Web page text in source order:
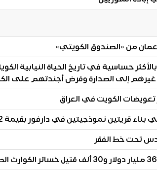
بالأكثر حساسية في تاريخ الحياة النيابية
إلى الصدارة وفرض أجندتهم على
الكويت في العراق
قريتين نموذجيتين في دارفور بقيمة 12 مليون دولار